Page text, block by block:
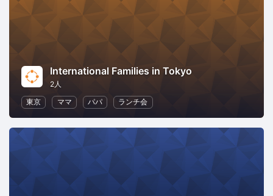
International Families in Tokyo
2人
東京
ママ パパ ランチ会